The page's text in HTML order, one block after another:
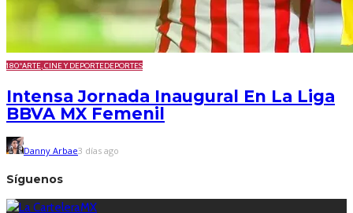
180ºARTE, CINE Y DEPORTEDEPORTES
Intensa Jornada Inaugural En La Liga
BBVA MX Femenil
Danny Arbae3 días ago
Síguenos